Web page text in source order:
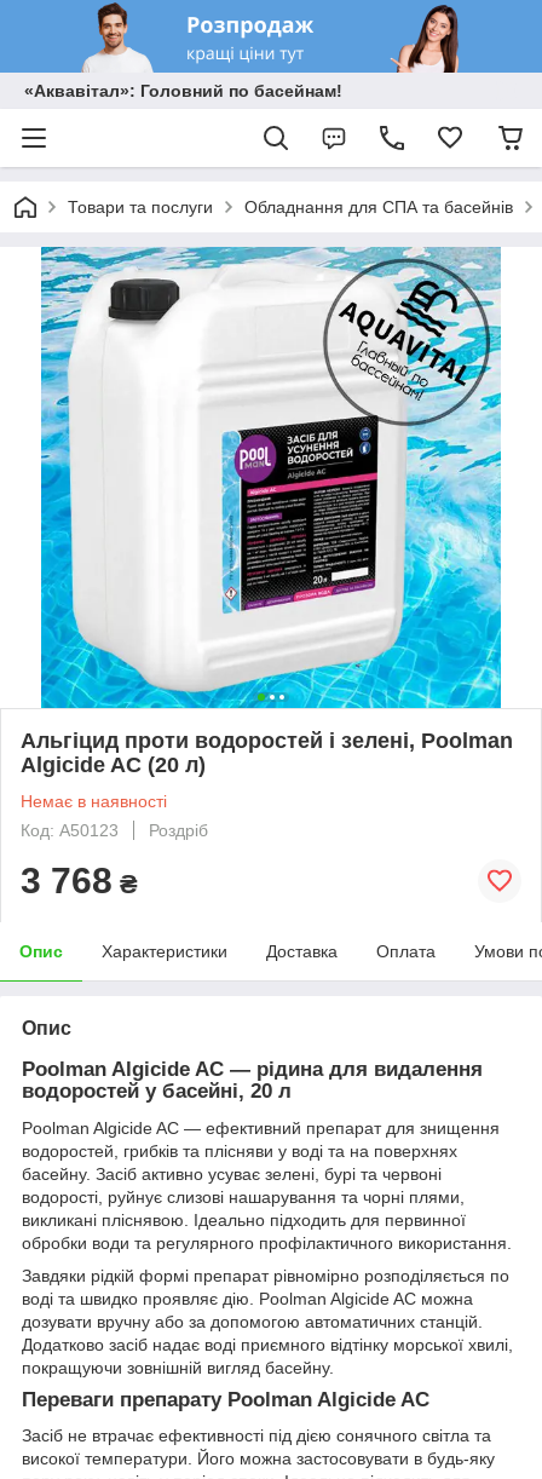
«Аквавітал»: Головний по басейнам!
Товари та послуги Обладнання для СПА та басейнів
Альгіцид проти водоростей і зелені, Poolman
Algicide AC (20 л)
Немає в наявності
Код: А50123
Роздріб
3 768 ₴
Опис Характеристики Доставка Оплата Умови
Опис
Poolman Algicide AC — рідина для видалення
водоростей у басейні, 20 л
Poolman Algicide AC — ефективний препарат для знищення
водоростей, грибків та плісняви у воді та на поверхнях
басейну. Засіб активно усуває зелені, бурі та червоні
водорості, руйнує слизові нашарування та чорні плями,
викликані пліснявою. Ідеально підходить для первинної
обробки води та регулярного профілактичного використання.
Завдяки рідкій формі препарат рівномірно розподіляється по
воді та швидко проявляє дію. Poolman Algicide AC можна
дозувати вручну або за допомогою автоматичних станцій.
Додатково засіб надає воді приємного відтінку морської хвилі,
покращуючи зовнішній вигляд басейну.
Переваги препарату Poolman Algicide AC
Засіб не втрачає ефективності під дією сонячного світла та
високої температури. Його можна застосовувати в будь-яку